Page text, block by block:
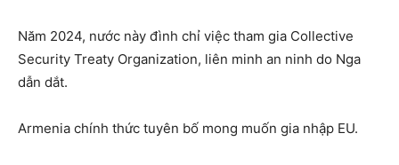
Năm 2024, nước này đình chỉ việc tham gia Collective
Security Treaty Organization, liên minh an ninh do Nga
dẫn dắt.
Armenia chính thức tuyên bố mong muốn gia nhập EU.